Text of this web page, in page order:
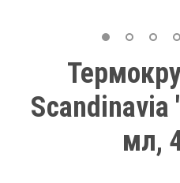
Scandinavia
мл,